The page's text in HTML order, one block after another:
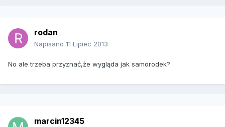
rodan
Napisano 11 Lipiec 2013
No ale trzeba przyznać,że wygląda jak samorodek?
marcin12345